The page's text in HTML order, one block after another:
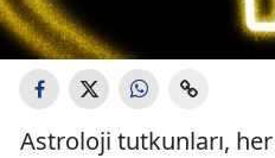
Astroloji tutkunları, her